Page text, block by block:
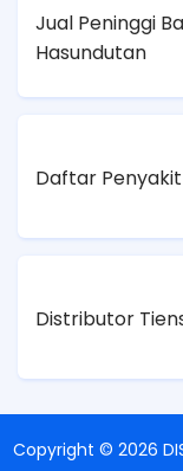
Jual Peninggi
Hasundutan
Daftar
Distributor
Copyright © 2026